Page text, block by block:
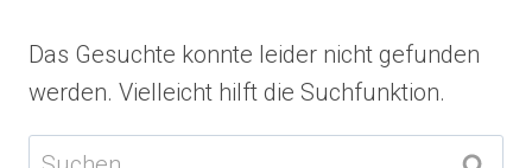
Das Gesuchte konnte leider nicht gefunden
werden. Vielleicht hilft die Suchfunktion.
Suchen